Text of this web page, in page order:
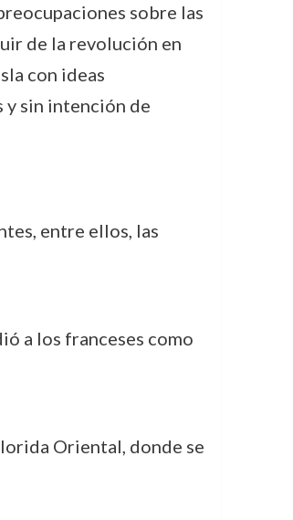
sobre las
de la revolución en
con ideas
y sin intención de
entre ellos, las
a los franceses como
Oriental, donde se